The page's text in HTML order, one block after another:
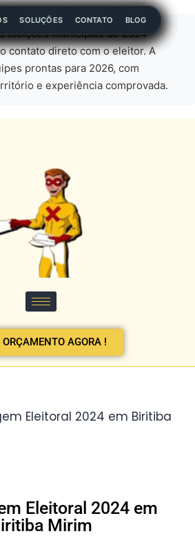
SOLUÇÕES CONTATO BLOG
SOLUÇÕES CONTATO BLOG
SOLUÇÕES CONTATO BLOG
SOLUÇÕES CONTATO BLOG
SOLUÇÕES CONTATO BLOG
SOLUÇÕES CONTATO BLOG
SOLUÇÕES CONTATO BLOG
SOLUÇÕES CONTATO BLOG
SOLUÇÕES CONTATO BLOG
eleições municipais de 2024
contato direto com o eleitor. A
prontas para 2026, com
e experiência comprovada.
ORÇAMENTO AGORA !
Eleitoral 2024 em Biritiba
Eleitoral 2024 em
Mirim